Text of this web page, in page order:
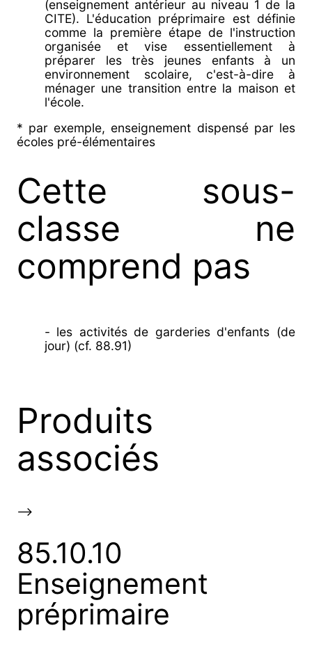
(enseignement antérieur au niveau 1 de la
CITE). L'éducation préprimaire est définie
comme la première étape de l'instruction
organisée et vise essentiellement à
préparer les très jeunes enfants à un
environnement scolaire, c'est-à-dire à
ménager une transition entre la maison et
l'école.
* par exemple, enseignement dispensé par les
écoles pré-élémentaires
Cette sous-
classe ne
comprend pas
- les activités de garderies d'enfants (de
jour) (cf. 88.91)
Produits
associés
-->
85.10.10
Enseignement
préprimaire